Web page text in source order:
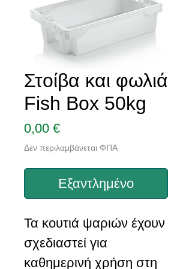
Στοίβα και φωλιά
Fish Box 50kg
0,00 €Τιμή
Δεν περιλαμβάνεται ΦΠΑ
Εξαντλημένο
Τα κουτιά ψαριών έχουν
σχεδιαστεί για
καθημερινή χρήση στη